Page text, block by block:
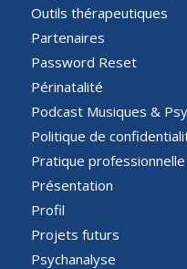
Outils thérapeutiques
Partenaires
Password Reset
Périnatalité
Podcast Musiques & Psy
Politique de
Pratique professionnelle
Présentation
Profil
Projets futurs
Psychanalyse